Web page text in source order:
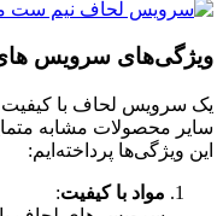
ویژگی‌های سرویس
یک سرویس لحاف با کیفیت
سایر محصولات مشابه
این ویژگی‌ها پرداخته‌ایم:
مواد با کیفیت: